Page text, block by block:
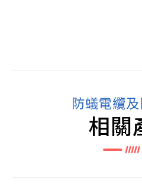
防蟻電纜
相關